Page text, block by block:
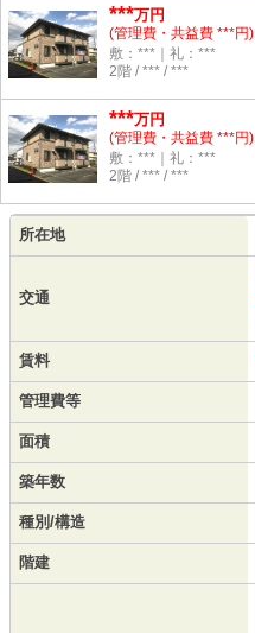
***万円
(管理費・共益費 ***円)
敷：***｜礼：***
2階 / *** / ***
***万円
(管理費・共益費 ***円)
敷：***｜礼：***
2階 / *** / ***
所在地
交通
賃料
管理費等
面積
築年数
種別/構造
階建